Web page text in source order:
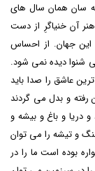
به سان همان سال های
آن خنیاگرِ از دست
این جهان. از احساس
شنوا دیده نمی شود.
عاشق را صدا باید
رفته و بدل می گردند
دریا و باغ و بیشه و
و تیشه را می توان
بوده است ما را در